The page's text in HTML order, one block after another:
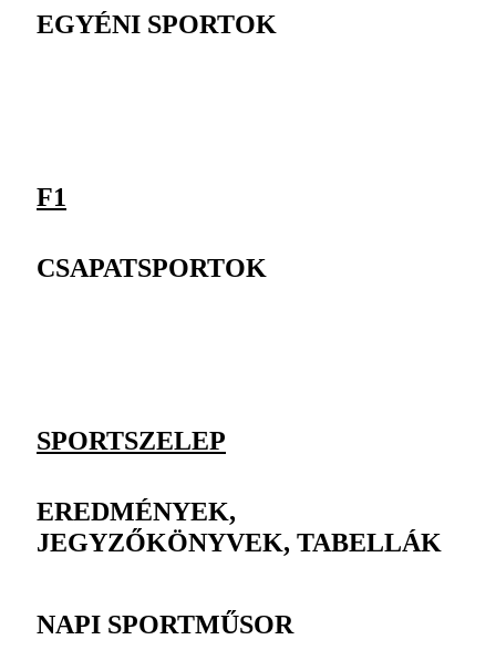
EGYÉNI SPORTOK
F1
CSAPATSPORTOK
SPORTSZELEP
EREDMÉNYEK,
JEGYZŐKÖNYVEK, TABELLÁK
NAPI SPORTMŰSOR